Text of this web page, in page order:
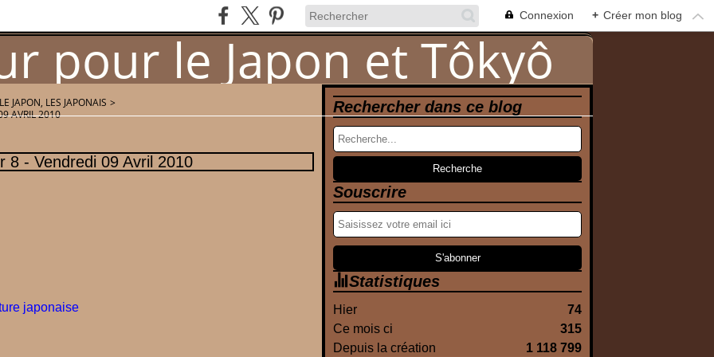
Connexion + Créer mon blog
JAPON, LES JAPONAIS >
AVRIL 2010
8 - Vendredi 09 Avril 2010
japonaise
Rechercher dans ce blog
Souscrire
Statistiques
Hier
74
Ce mois ci
315
Depuis la création
1 118 799